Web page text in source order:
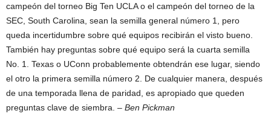
campeón del torneo Big Ten UCLA o el campeón del torneo de la
SEC, South Carolina, sean la semilla general número 1, pero
queda incertidumbre sobre qué equipos recibirán el visto bueno.
También hay preguntas sobre qué equipo será la cuarta semilla
No. 1. Texas o UConn probablemente obtendrán ese lugar, siendo
el otro la primera semilla número 2. De cualquier manera, después
de una temporada llena de paridad, es apropiado que queden
preguntas clave de siembra. – Ben Pickman